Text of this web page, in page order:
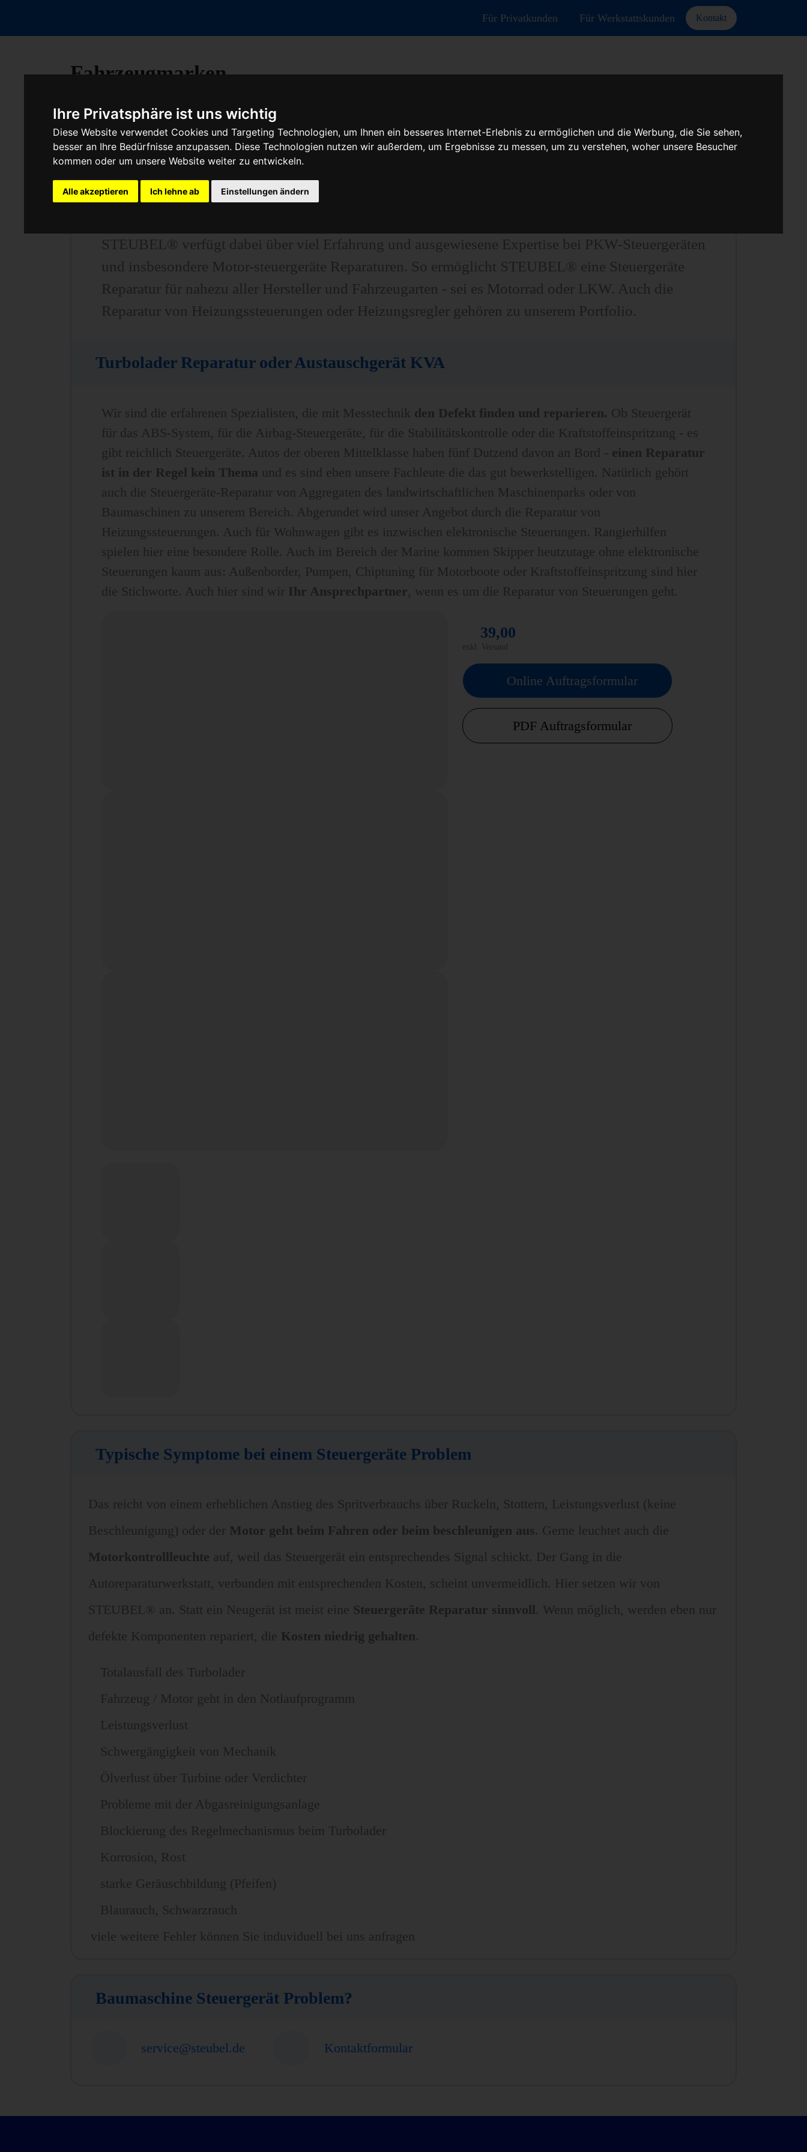
Ihre Privatsphäre ist uns wichtig
Diese Website verwendet Cookies und Targeting Technologien, um Ihnen ein besseres Internet-Erlebnis zu ermöglichen und die Werbung, die Sie sehen,
besser an Ihre Bedürfnisse anzupassen. Diese Technologien nutzen wir außerdem, um Ergebnisse zu messen, um zu verstehen, woher unsere Besucher
kommen oder um unsere Website weiter zu entwickeln.
Alle akzeptieren Ich lehne ab Einstellungen ändern
Für Privatkunden Für Werkstattskunden Kontakt
Fahrzeugmarken
Baumaschine Turbolader Reparatur oder Austauschgerät KVA
Unser Betrieb steht für kostengünstige Prüfungen und Reparaturen von Steuergeräten aller Art,
STEUBEL® verfügt dabei über viel Erfahrung und ausgewiesene Expertise bei PKW-Steuergeräten
und insbesondere Motor-steuergeräte Reparaturen. So ermöglicht STEUBEL® eine Steuergeräte
Reparatur für nahezu aller Hersteller und Fahrzeugarten - sei es Motorrad oder LKW. Auch die
Reparatur von Heizungssteuerungen oder Heizungsregler gehören zu unserem Portfolio.
Turbolader Reparatur oder Austauschgerät KVA
Wir sind die erfahrenen Spezialisten, die mit Messtechnik den Defekt finden und reparieren. Ob Steuergerät
für das ABS-System, für die Airbag-Steuergeräte, für die Stabilitätskontrolle oder die Kraftstoffeinspritzung - es
gibt reichlich Steuergeräte. Autos der oberen Mittelklasse haben fünf Dutzend davon an Bord - einen Reparatur
ist in der Regel kein Thema und es sind eben unsere Fachleute die das gut bewerkstelligen. Natürlich gehört
auch die Steuergeräte-Reparatur von Aggregaten des landwirtschaftlichen Maschinenparks oder von
Baumaschinen zu unserem Bereich. Abgerundet wird unser Angebot durch die Reparatur von
Heizungssteuerungen. Auch für Wohnwagen gibt es inzwischen elektronische Steuerungen. Rangierhilfen
spielen hier eine besondere Rolle. Auch im Bereich der Marine kommen Skipper heutzutage ohne elektronische
Steuerungen kaum aus: Außenborder, Pumpen, Chiptuning für Motorboote oder Kraftstoffeinspritzung sind hier
die Stichworte. Auch hier sind wir Ihr Ansprechpartner, wenn es um die Reparatur von Steuerungen geht.
39,00
exkl. Versand
Online Auftragsformular
PDF Auftragsformular
Typische Symptome bei einem Steuergeräte Problem
Das reicht von einem erheblichen Anstieg des Spritverbrauchs über Ruckeln, Stottern, Leistungsverlust (keine
Beschleunigung) oder der Motor geht beim Fahren oder beim beschleunigen aus. Gerne leuchtet auch die
Motorkontrollleuchte auf, weil das Steuergerät ein entsprechendes Signal schickt. Der Gang in die
Autoreparaturwerkstatt, verbunden mit entsprechenden Kosten, scheint unvermeidlich. Hier setzen wir von
STEUBEL® an. Statt ein Neugerät ist meist eine Steuergeräte Reparatur sinnvoll. Wenn möglich, werden eben nur
defekte Komponenten repariert, die Kosten niedrig gehalten.
Totalausfall des Turbolader
Fahrzeug / Motor geht in den Notlaufprogramm
Leistungsverlust
Schwergängigkeit von Mechanik
Ölverlust über Turbine oder Verdichter
Probleme mit der Abgasreinigungsanlage
Blockierung des Regelmechanismus beim Turbolader
Korrosion, Rost
starke Geräuschbildung (Pfeifen)
Blaurauch, Schwarzrauch
viele weitere Fehler können Sie induviduell bei uns anfragen
Baumaschine Steuergerät Problem?
service@steubel.de Kontaktformular